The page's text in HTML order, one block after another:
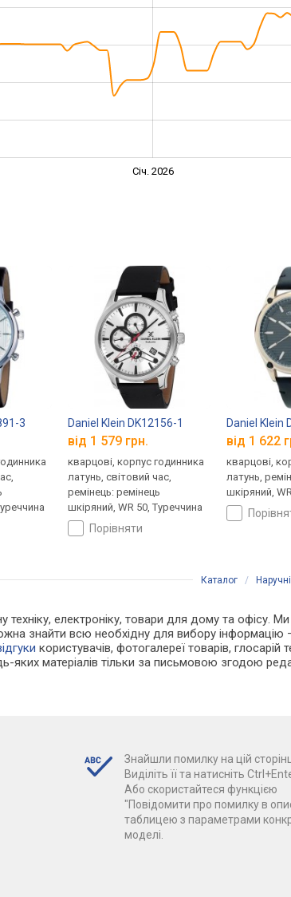
Січ. 2026
3 Daniel Klein DK12156-1
від 1 579 грн.
кварцові, корпус годинника
латунь, світовий час,
ремінець: ремінець
шкіряний, WR 50, Туреччина
порівняти
Daniel Klein
від 1 622
кварцові,
латунь,
шкіряний,
Каталог /
техніку, електроніку, товари для дому та офісу.
знайти всю необхідну для вибору
користувачів, фотогалереї товарів, глосарій
яких матеріалів тільки за письмовою згодою
Знайшли помилку на цій
Виділіть її та натисніть
Або скористайтеся функцією
"Повідомити про помилку в
таблицею з параметрами
моделі.